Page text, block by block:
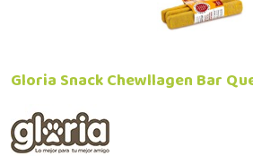
Gloria Snack Chewllagen Bar